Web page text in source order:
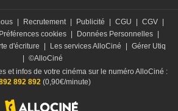
Recrutement Publicité CGU CGV
Préférences cookies Données Personnelles
d'écriture Les services AlloCiné
Gérer Utiq
©AlloCiné
et infos de votre cinéma sur le numéro AlloCiné :
892 892(0,90€/minute)